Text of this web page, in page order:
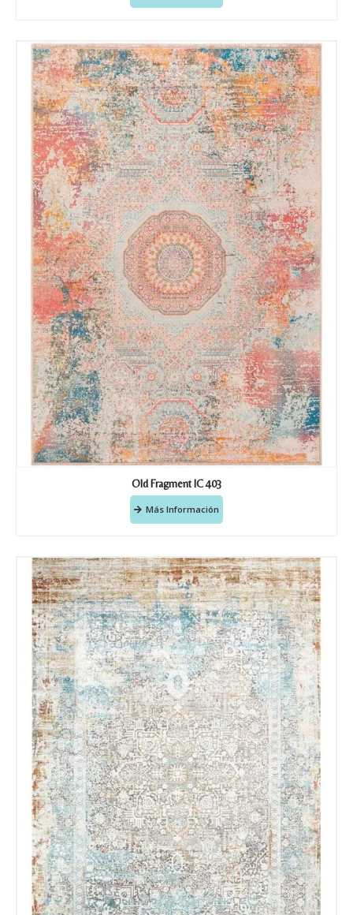
Old Fragment IC 403
Más Información